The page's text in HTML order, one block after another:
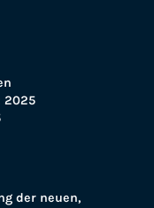
2025
der neuen,